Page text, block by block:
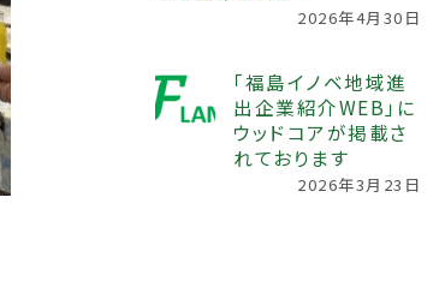
2026年4月30日
「福島イノベ地域進
出企業紹介WEB」に
ウッドコアが掲載さ
れております
2026年3月23日